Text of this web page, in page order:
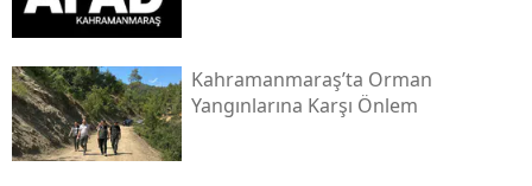
Kahramanmaraş’ta Orman
Yangınlarına Karşı Önlem